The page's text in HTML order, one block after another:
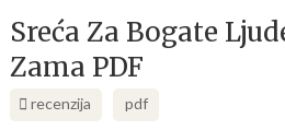
Sreća Za Bogate
Zama PDF
recenzija
pdf